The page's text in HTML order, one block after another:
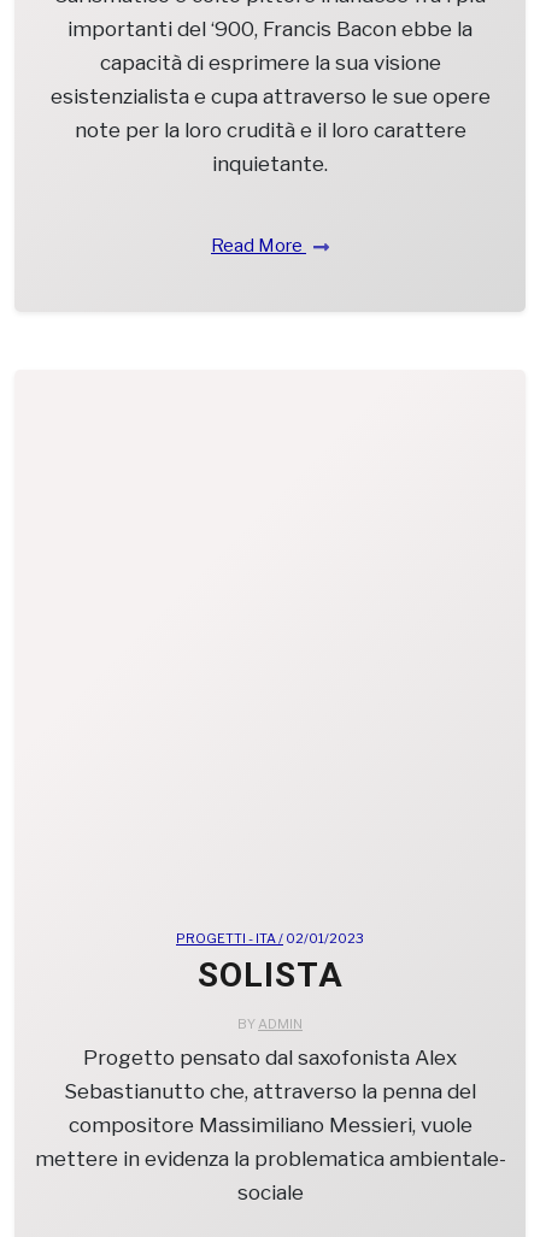
importanti del ‘900, Francis Bacon ebbe la
capacità di esprimere la sua visione
esistenzialista e cupa attraverso le sue opere
note per la loro crudità e il loro carattere
inquietante.
Read More
PROGETTI - ITA / 02/01/2023
SOLISTA
BYADMIN
Progetto pensato dal saxofonista Alex
Sebastianutto che, attraverso la penna del
compositore Massimiliano Messieri, vuole
mettere in evidenza la problematica ambientale-
sociale